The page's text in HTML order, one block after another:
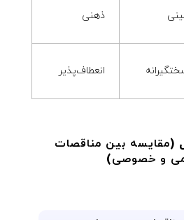
ذهنی
انعطاف‌پذیر
(مقایسه بین مناقصات
و خصوصی)